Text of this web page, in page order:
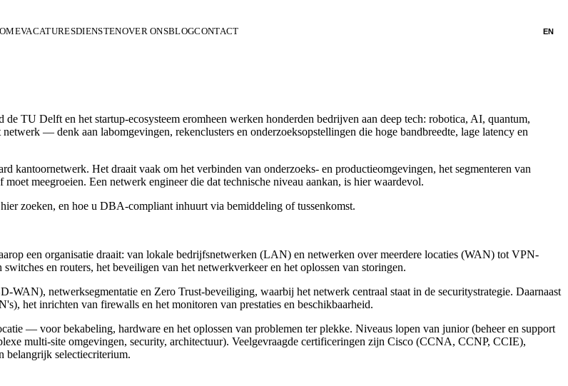
VACATURESDIENSTENOVER ONSBLOGCONTACT EN
TU Delft en het startup-ecosysteem eromheen werken honderden bedrijven aan deep tech: robotica, AI, quantum,
— denk aan labomgevingen, rekenclusters en onderzoeksopstellingen die hoge bandbreedte, lage latency en
kantoornetwerk. Het draait vaak om het verbinden van onderzoeks- en productieomgevingen, het segmenteren van
meegroeien. Een netwerk engineer die dat technische niveau aankan, is hier waardevol.
zoeken, en hoe u DBA-compliant inhuurt via bemiddeling of tussenkomst.
een organisatie draait: van lokale bedrijfsnetwerken (LAN) en netwerken over meerdere locaties (WAN) tot VPN-
en routers, het beveiligen van het netwerkverkeer en het oplossen van storingen.
netwerksegmentatie en Zero Trust-beveiliging, waarbij het netwerk centraal staat in de securitystrategie. Daarnaast
het inrichten van firewalls en het monitoren van prestaties en beschikbaarheid.
— voor bekabeling, hardware en het oplossen van problemen ter plekke. Niveaus lopen van junior (beheer en support
multi-site omgevingen, security, architectuur). Veelgevraagde certificeringen zijn Cisco (CCNA, CCNP, CCIE),
belangrijk selectiecriterium.